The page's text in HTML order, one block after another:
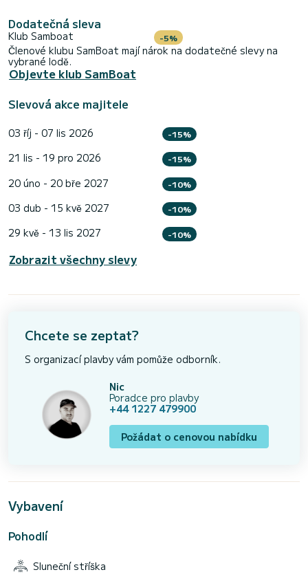
Dodatečná sleva
Klub Samboat -5%
Členové klubu SamBoat mají nárok na dodatečné slevy na
vybrané lodě.
Objevte klub SamBoat
Slevová akce majitele
03 říj - 07 lis 2026 -15%
21 lis - 19 pro 2026 -15%
20 úno - 20 bře 2027 -10%
03 dub - 15 kvě 2027 -10%
29 kvě - 13 lis 2027 -10%
Zobrazit všechny slevy
Chcete se zeptat?
S organizací plavby vám pomůže odborník.
Nic
Poradce pro plavby
+44 1227 479900
Požádat o cenovou nabídku
Vybavení
Pohodlí
Sluneční stříška